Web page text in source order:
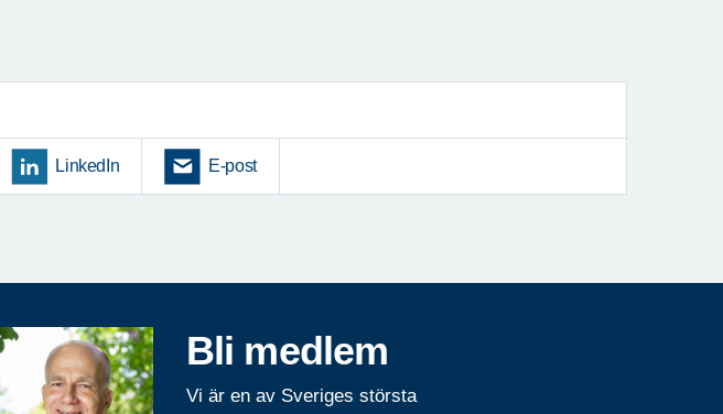
LinkedIn E-post
Bli medlem
Vi är en av Sveriges största